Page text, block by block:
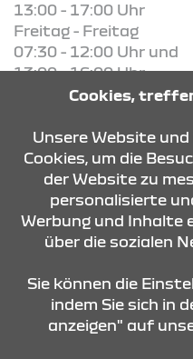
13:00 - 17:00 Uhr
Freitag - Freitag
07:30 - 12:00 Uhr und
13:00 - 16:00 Uhr
KONTAKT & ANFAHRT
ÖFFNUNGSZEITEN
STANDORTE
Cookies,
Unsere Website
Cookies, um die
der Website zu
personalisierte
Werbung und Inhalte
über die sozialen
Sie können die
indem Sie sich in
anzeigen" auf